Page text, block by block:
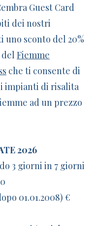
Guest Card
dei nostri
uno sconto del 20%
Fiemme
che ti consente di
impianti di risalita
ad un prezzo
2026
3 giorni in 7 giorni
01.01.2008) €